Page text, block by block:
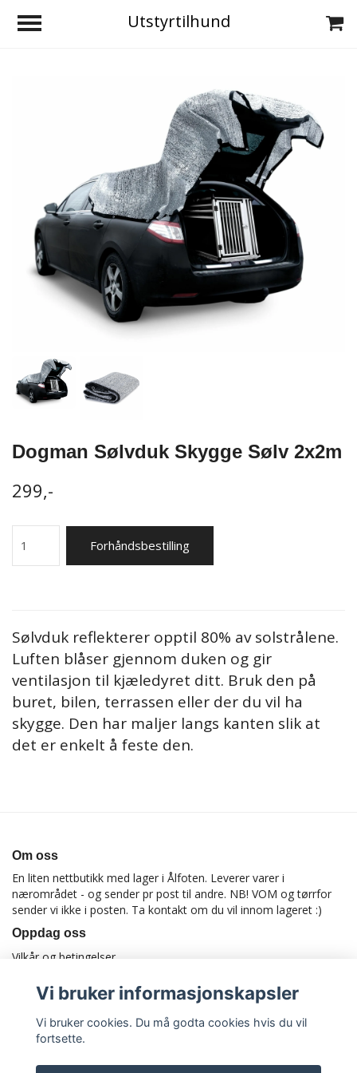
Dogman Sølvduk Skygge Sølv 2x2m
299,-
Forhåndsbestilling
Sølvduk reflekterer opptil 80% av solstrålene.
Luften blåser gjennom duken og gir
ventilasjon til kjæledyret ditt. Bruk den på
buret, bilen, terrassen eller der du vil ha
skygge. Den har maljer langs kanten slik at
det er enkelt å feste den.
Om oss
En liten nettbutikk med lager i Ålfoten. Leverer varer i
nærområdet - og sender pr post til andre. NB! VOM og tørrfor
sender vi ikke i posten. Ta kontakt om du vil innom lageret :)
Oppdag oss
Vilkår og betingelser
Vi bruker informasjonskapsler
Vi bruker cookies. Du må godta cookies hvis du vil
fortsette.
Utstyrtilhund